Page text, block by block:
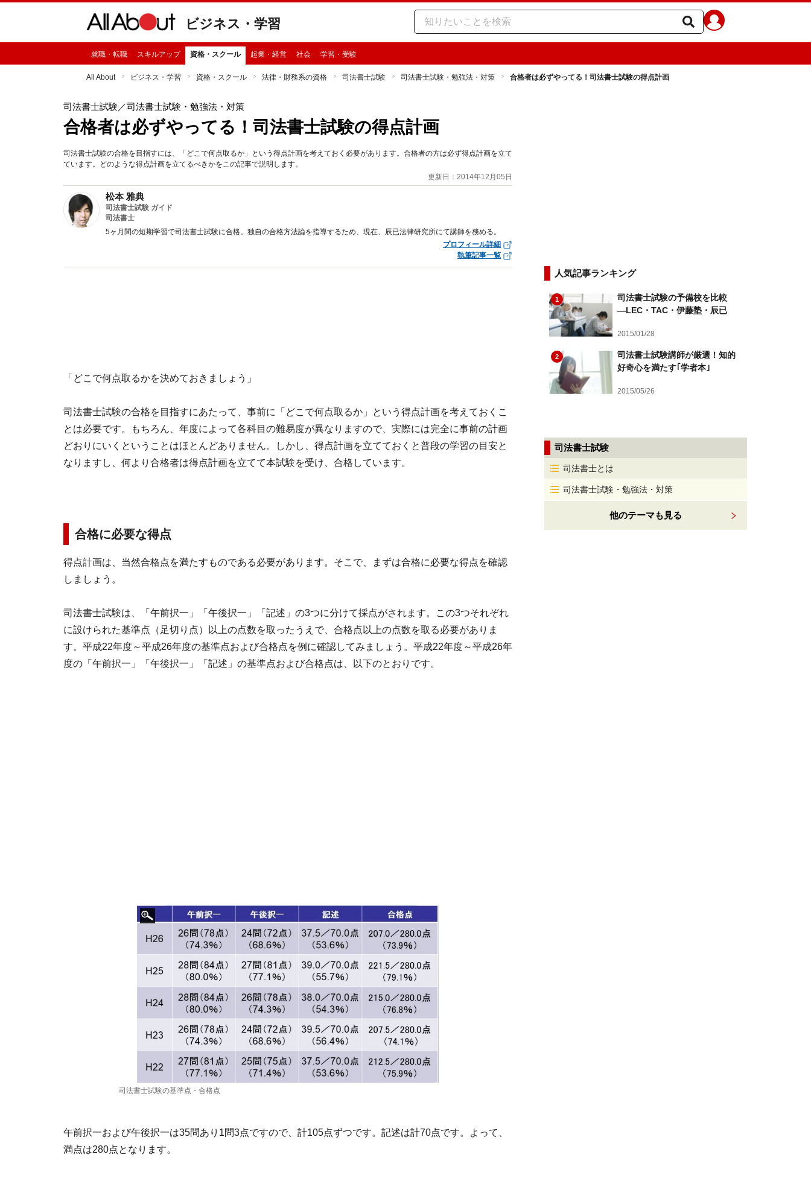
ビジネス・学習
就職・転職 スキルアップ 資格・スクール 起業・経営 社会 学習・受験
All About ビジネス・学習 資格・スクール 法律・財務系の資格 司法書士試験 司法書士試験・勉強法・対策 合格者は必ずやってる！司法書士試験の得点計画
司法書士試験 ／司法書士試験・勉強法・対策
合格者は必ずやってる！司法書士試験の得点計画
司法書士試験の合格を目指すには、「どこで何点取るか」という得点計画を考えておく必要があります。合格者の方は必ず得点計画を立て
ています。どのような得点計画を立てるべきかをこの記事で説明します。
更新日：2014年12月05日
松本 雅典
司法書士試験 ガイド
司法書士
5ヶ月間の短期学習で司法書士試験に合格。独自の合格方法論を指導するため、現在、辰已法律研究所にて講師を務める。
プロフィール詳細
執筆記事一覧
「どこで何点取るかを決めておきましょう」
司法書士試験の合格を目指すにあたって、事前に「どこで何点取るか」という得点計画を考えておくこ
とは必要です。もちろん、年度によって各科目の難易度が異なりますので、実際には完全に事前の計画
どおりにいくということはほとんどありません。しかし、得点計画を立てておくと普段の学習の目安と
なりますし、何より合格者は得点計画を立てて本試験を受け、合格しています。
合格に必要な得点
得点計画は、当然合格点を満たすものである必要があります。そこで、まずは合格に必要な得点を確認
しましょう。
司法書士試験は、「午前択一」「午後択一」「記述」の3つに分けて採点がされます。この3つそれぞれ
に設けられた基準点（足切り点）以上の点数を取ったうえで、合格点以上の点数を取る必要がありま
す。平成22年度～平成26年度の基準点および合格点を例に確認してみましょう。平成22年度～平成26年
度の「午前択一」「午後択一」「記述」の基準点および合格点は、以下のとおりです。
司法書士試験の基準点・合格点
午前択一および午後択一は35問あり1問3点ですので、計105点ずつです。記述は計70点です。よって、
満点は280点となります。
人気記事ランキング
1
司法書士試験の予備校を比較
―LEC・TAC・伊藤塾・辰已
2015/01/28
2
司法書士試験講師が厳選！知的
好奇心を満たす｢学者本｣
2015/05/26
司法書士試験
司法書士とは
司法書士試験・勉強法・対策
他のテーマも見る